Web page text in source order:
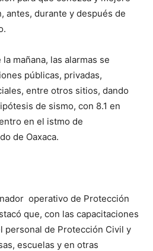
antes, durante y después de
mañana, las alarmas se
públicas, privadas,
entre otros sitios, dando
de sismo, con 8.1 en
en el istmo de
de Oaxaca.
operativo de Protección
que, con las capacitaciones
personal de Protección Civil y
escuelas y en otras